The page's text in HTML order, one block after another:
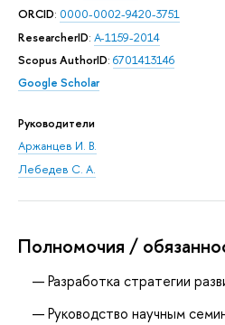
ORCID: 0000-0002-9420-3751
ResearcherID: A-1159-2014
Scopus AuthorID: 6701413146
Google Scholar
Руководители
Аржанцев И. В.
Лебедев С. А.
Полномочия /
Разработка стратегии
Руководство научным